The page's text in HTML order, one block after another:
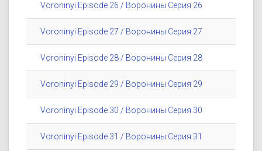
Voroninyi Episode 26 / Воронины Серия 26
Voroninyi Episode 27 / Воронины Серия 27
Voroninyi Episode 28 / Воронины Серия 28
Voroninyi Episode 29 / Воронины Серия 29
Voroninyi Episode 30 / Воронины Серия 30
Voroninyi Episode 31 / Воронины Серия 31